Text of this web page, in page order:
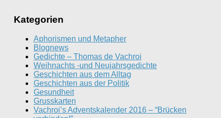
Kategorien
Aphorismen und Metapher
Blognews
Gedichte – Thomas de Vachroi
Weihnachts -und Neujahrsgedichte
Geschichten aus dem Alltag
Geschichten aus der Politik
Gesundheit
Grusskarten
Vachroi’s Adventskalender 2016 – “Brücken